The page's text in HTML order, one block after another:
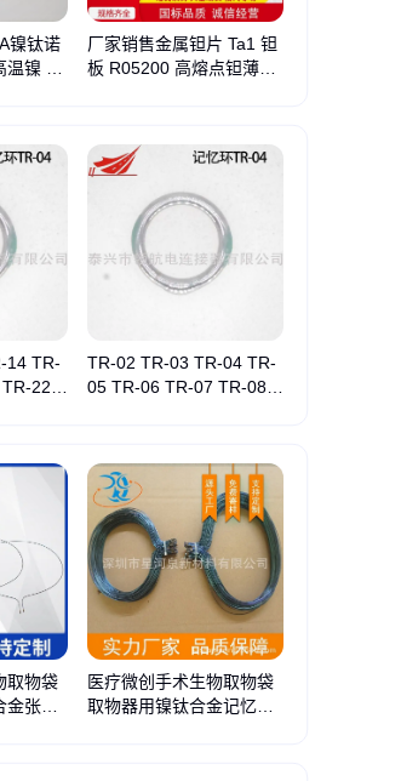
钴基合金 金属钨铼 镁锂合金板 钨镍铜合金
镍钛诺
镍 钛
厂家销售金属钽片 Ta1 钽
板 R05200 高熔点钽薄板
14 TR-
22 T
TR-02 TR-03 TR-04 TR-
05 TR-06 TR-07 TR-08 T
取物袋
张开
医疗微创手术生物取物袋
取物器用镍钛合金记忆张